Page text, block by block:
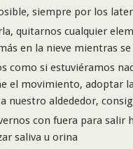
siempre por los
quitarnos cualquier
en la nieve mientras se
como si estuviéramos
el movimiento, adoptar
nuestro aldededor,
con fuera para salir
saliva u orina